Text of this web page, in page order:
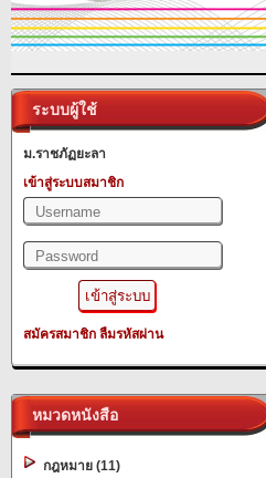
ระบบผู้ใช้
ม.ราชภัฏยะลา
เข้าสู่ระบบสมาชิก
สมัครสมาชิก ลืมรหัสผ่าน
หมวดหนังสือ
กฎหมาย (11)